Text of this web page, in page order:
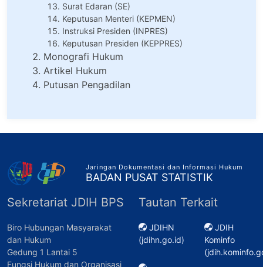
Surat Edaran (SE)
Keputusan Menteri (KEPMEN)
Instruksi Presiden (INPRES)
Keputusan Presiden (KEPPRES)
Monografi Hukum
Artikel Hukum
Putusan Pengadilan
Jaringan Dokumentasi dan Informasi Hukum
BADAN PUSAT STATISTIK
Sekretariat JDIH BPS
Biro Hubungan Masyarakat
dan Hukum
Gedung 1 Lantai 5
Fungsi Hukum dan Organisasi
Tautan Terkait
JDIHN
(jdihn.go.id)
JDIH
Kominfo